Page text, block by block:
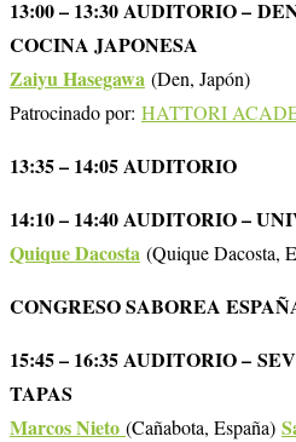
13:00 – 13:30 AUDITORIO –
COCINA JAPONESA
Zaiyu Hasegawa (Den, Japón)
Patrocinado por: HATTORI
13:35 – 14:05 AUDITORIO
14:10 – 14:40 AUDITORIO –
Quique Dacosta (Quique Dacosta,
CONGRESO SABOREA
15:45 – 16:35 AUDITORIO –
TAPAS
Marcos Nieto (Cañabota, España)